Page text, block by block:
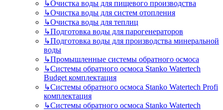
↳Очистка воды для пищевого производства
↳Очистка воды для систем отопления
↳Очистка воды для теплиц
↳Подготовка воды для парогенераторов
↳Подготовка воды для производства минеральной
воды
↳Промышленные системы обратного осмоса
↳Системы обратного осмоса Stanko Watertech
Budget комплектация
↳Системы обратного осмоса Stanko Watertech Profi
комплектация
↳Системы обратного осмоса Stanko Watertech